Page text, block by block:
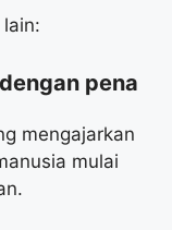
pena
mengajarkan
mulai